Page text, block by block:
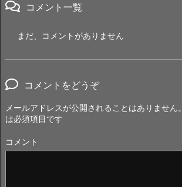
コメント一覧
まだ、コメントがありません
コメントをどうぞ
メールアドレスが公開されることはありません。
は必須項目です
コメント